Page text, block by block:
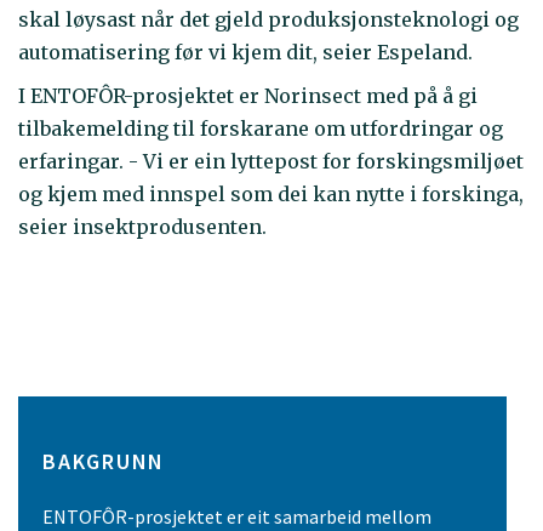
skal løysast når det gjeld produksjonsteknologi og
automatisering før vi kjem dit, seier Espeland.
I ENTOFÔR-prosjektet er Norinsect med på å gi
tilbakemelding til forskarane om utfordringar og
erfaringar. - Vi er ein lyttepost for forskingsmiljøet
og kjem med innspel som dei kan nytte i forskinga,
seier insektprodusenten.
BAKGRUNN
ENTOFÔR-prosjektet er eit samarbeid mellom